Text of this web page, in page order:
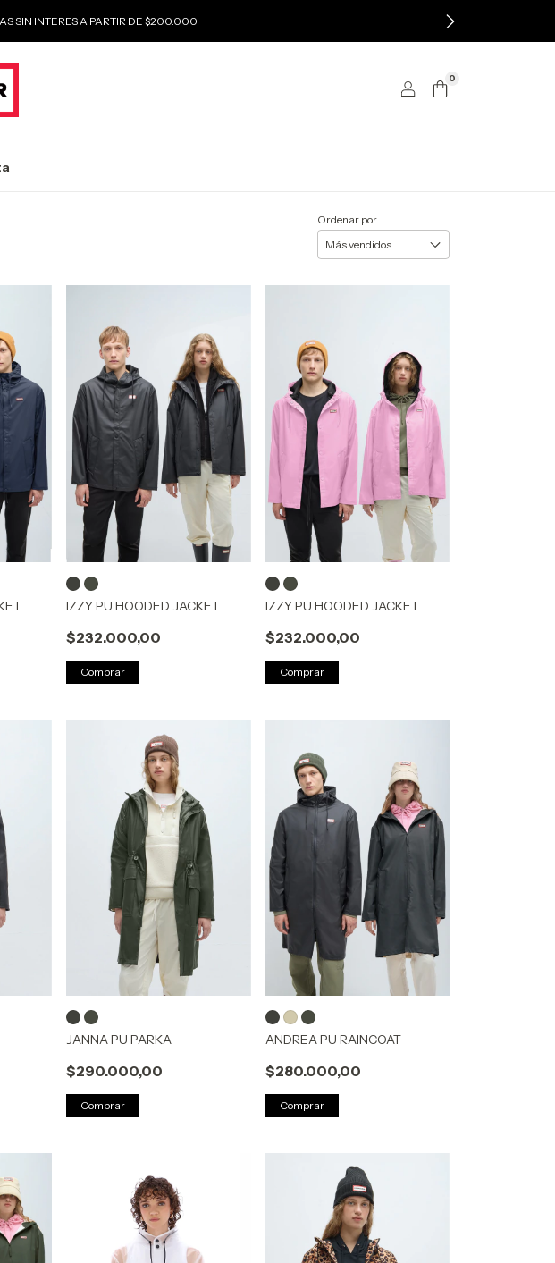
SIN INTERES A PARTIR DE $200.000
0
Ordenar por
IZZY PU HOODED JACKET
$232.000,00
Comprar
IZZY PU HOODED JACKET
$232.000,00
Comprar
JANNA PU PARKA
$290.000,00
Comprar
ANDREA PU RAINCOAT
$280.000,00
Comprar